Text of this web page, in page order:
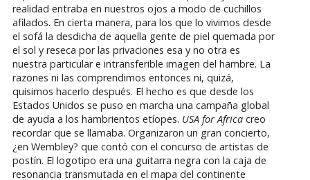
realidad entraba en nuestros ojos a modo de cuchillos
afilados. En cierta manera, para los que lo vivimos desde
el sofá la desdicha de aquella gente de piel quemada por
el sol y reseca por las privaciones esa y no otra es
nuestra particular e intransferible imagen del hambre. La
razones ni las comprendimos entonces ni, quizá,
quisimos hacerlo después. El hecho es que desde los
Estados Unidos se puso en marcha una campaña global
de ayuda a los hambrientos etíopes. USA for Africacreo
recordar que se llamaba. Organizaron un gran concierto,
¿en Wembley? que contó con el concurso de artistas de
postín. El logotipo era una guitarra negra con la caja de
resonancia transmutada en el mapa del continente